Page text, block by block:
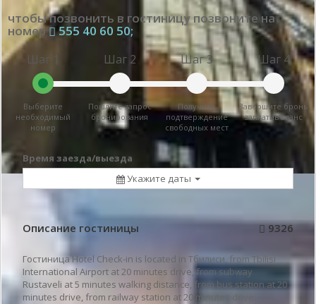
чтобы позвонить в гостиницу позвоните на
номер 555 40 60 50;
Шаг 1
Выберите
необходимый
номер
Шаг 2
Пошлите запрос
бронирования
Шаг 3
Получите
подтверждение
свободных мест
Шаг 4
Завершите бронь
заплатив аванс
Время заезда/выезда
Укажите даты
Описание гостиницы 9326
Гостиница Hotel Check-in is located in Тбилиси, from Tbilisi
International Airport at 20 minutes drive, from subway
Rustaveli at 5 minutes walking distance, from bus station at 20
minutes drive, from railway station at 20 minutes drive.